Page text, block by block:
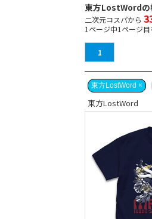
東方LostWordの
二次元コスパから
1 ページ中1 ページ目
1
東方LostWord ×
東方LostWord